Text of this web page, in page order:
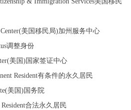
美国移民局)加州服务中心
调整身份
美国)国家签证中心
Resident有条件的永久居民
美国)国务院
合法永久居民